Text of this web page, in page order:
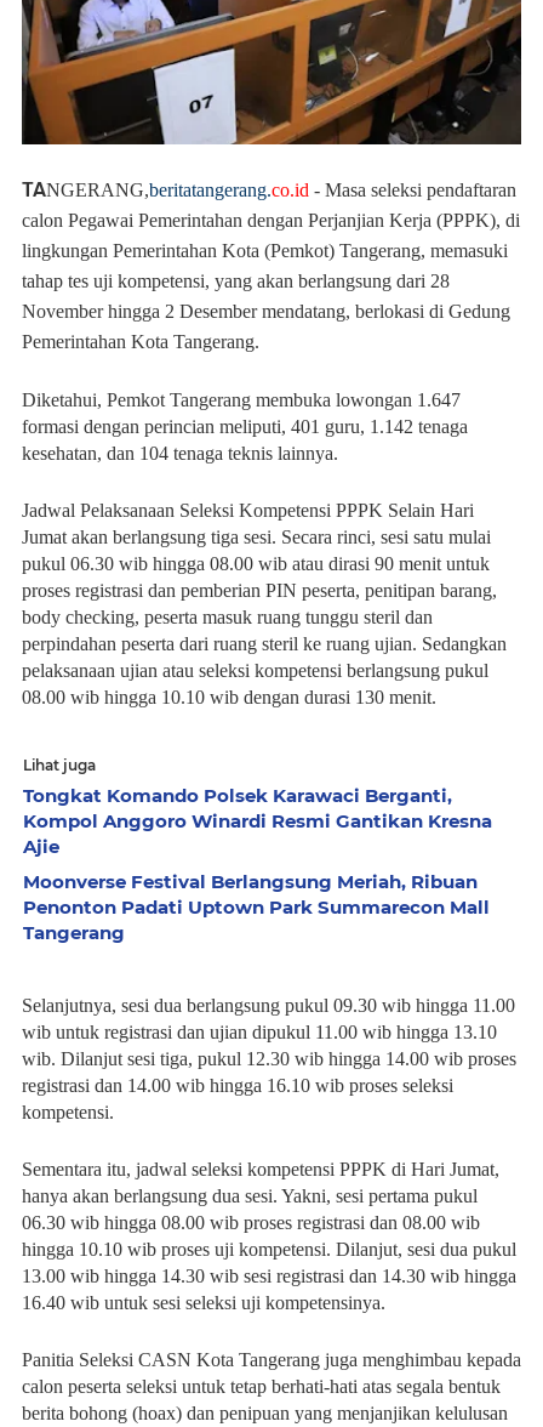
TANGERANG,beritatangerang.co.id - Masa seleksi pendaftaran
calon Pegawai Pemerintahan dengan Perjanjian Kerja (PPPK), di
lingkungan Pemerintahan Kota (Pemkot) Tangerang, memasuki
tahap tes uji kompetensi, yang akan berlangsung dari 28
November hingga 2 Desember mendatang, berlokasi di Gedung
Pemerintahan Kota Tangerang.
Diketahui, Pemkot Tangerang membuka lowongan 1.647
formasi dengan perincian meliputi, 401 guru, 1.142 tenaga
kesehatan, dan 104 tenaga teknis lainnya.
Jadwal Pelaksanaan Seleksi Kompetensi PPPK Selain Hari
Jumat akan berlangsung tiga sesi. Secara rinci, sesi satu mulai
pukul 06.30 wib hingga 08.00 wib atau dirasi 90 menit untuk
proses registrasi dan pemberian PIN peserta, penitipan barang,
body checking, peserta masuk ruang tunggu steril dan
perpindahan peserta dari ruang steril ke ruang ujian. Sedangkan
pelaksanaan ujian atau seleksi kompetensi berlangsung pukul
08.00 wib hingga 10.10 wib dengan durasi 130 menit.
Lihat juga
Tongkat Komando Polsek Karawaci Berganti,
Kompol Anggoro Winardi Resmi Gantikan Kresna
Ajie
Moonverse Festival Berlangsung Meriah, Ribuan
Penonton Padati Uptown Park Summarecon Mall
Tangerang
Selanjutnya, sesi dua berlangsung pukul 09.30 wib hingga 11.00
wib untuk registrasi dan ujian dipukul 11.00 wib hingga 13.10
wib. Dilanjut sesi tiga, pukul 12.30 wib hingga 14.00 wib proses
registrasi dan 14.00 wib hingga 16.10 wib proses seleksi
kompetensi.
Sementara itu, jadwal seleksi kompetensi PPPK di Hari Jumat,
hanya akan berlangsung dua sesi. Yakni, sesi pertama pukul
06.30 wib hingga 08.00 wib proses registrasi dan 08.00 wib
hingga 10.10 wib proses uji kompetensi. Dilanjut, sesi dua pukul
13.00 wib hingga 14.30 wib sesi registrasi dan 14.30 wib hingga
16.40 wib untuk sesi seleksi uji kompetensinya.
Panitia Seleksi CASN Kota Tangerang juga menghimbau kepada
calon peserta seleksi untuk tetap berhati-hati atas segala bentuk
berita bohong (hoax) dan penipuan yang menjanjikan kelulusan